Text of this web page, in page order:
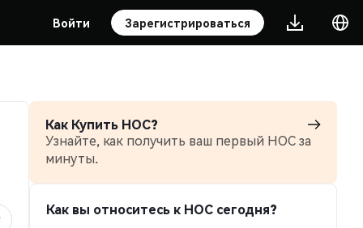
Войти Зарегистрироваться
Как Купить HOC?
Узнайте, как получить ваш первый HOC за
минуты.
Как вы относитесь к HOC сегодня?